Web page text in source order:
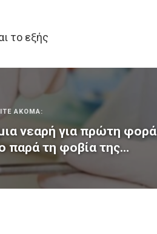
το εξής
ΑΚΟΜΑ:
νεαρή για πρώτη φορά
παρά τη φοβία της…